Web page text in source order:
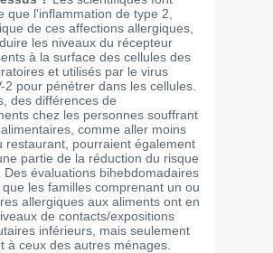
que l'inflammation de type 2,
de ces affections allergiques,
les niveaux du récepteur
à la surface des cellules des
et utilisés par le virus
2 pour pénétrer dans les cellules.
des différences de
chez les personnes souffrant
comme aller moins
restaurant, pourraient également
partie de la réduction du risque
Des évaluations bihebdomadaires
les familles comprenant un ou
allergiques aux aliments ont en
de contacts/expositions
inférieurs, mais seulement
à ceux des autres ménages.